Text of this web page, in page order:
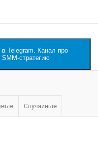
Telegram. Канал про
стратегию
Случайные